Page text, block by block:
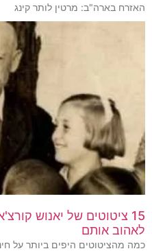
האזרח בארה"ב: מרטין לותר קינג
15 ציטוטים של יאנוש
לאהוב אותם
כמה מהציטוטים היפים ביותר על